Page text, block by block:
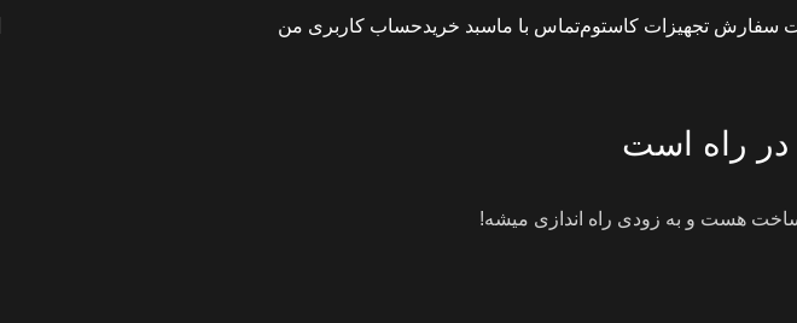
سفارش تجهیزات کاستومتماس با ماسبد خریدحساب کاربری من
در راه است
هست و به زودی راه اندازی میشه!